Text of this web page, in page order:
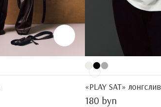
«PLAY SAT» лонгслив
180 byn